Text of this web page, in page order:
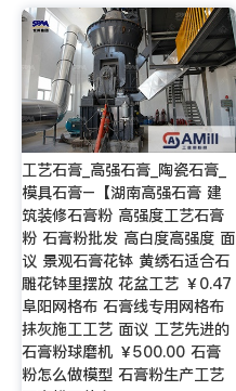
工艺石膏_高强石膏_陶瓷石膏_
模具石膏–【湖南高强石膏 建
筑装修石膏粉 高强度工艺石膏
粉 石膏粉批发 高白度高强度 面
议 景观石膏花钵 黄绣石适合石
雕花钵里摆放 花盆工艺 ￥0.47
阜阳网格布 石膏线专用网格布
抹灰施工工艺 面议 工艺先进的
石膏粉球磨机 ￥500.00 石膏
粉怎么做模型 石膏粉生产工艺